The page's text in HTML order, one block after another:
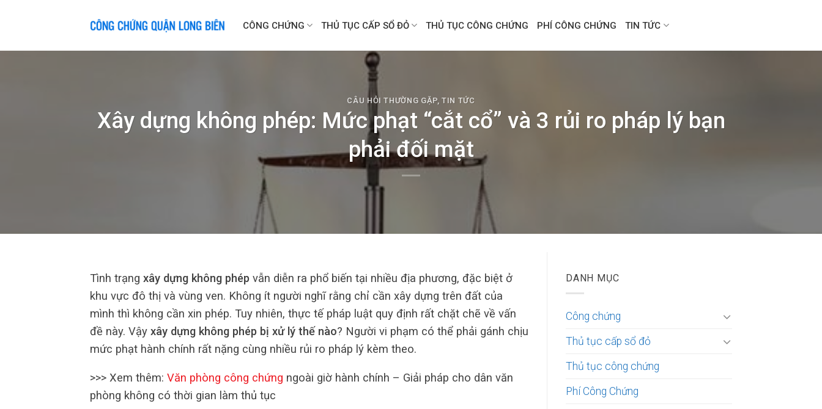
CÔNG CHỨNG THỦ TỤC CẤP SỔ ĐỎ THỦ TỤC CÔNG CHỨNG PHÍ CÔNG CHỨNG TIN TỨC
CÂU HỎI THƯỜNG GẶP,TIN TỨC
Xây dựng không phép: Mức phạt “cắt cổ” và 3 rủi ro pháp lý bạn
phải đối mặt
Tình trạng xây dựng không phép vẫn diễn ra phổ biến tại nhiều địa phương, đặc biệt ở
khu vực đô thị và vùng ven. Không ít người nghĩ rằng chỉ cần xây dựng trên đất của
mình thì không cần xin phép. Tuy nhiên, thực tế pháp luật quy định rất chặt chẽ về vấn
đề này. Vậy xây dựng không phép bị xử lý thế nào? Người vi phạm có thể phải gánh chịu
mức phạt hành chính rất nặng cùng nhiều rủi ro pháp lý kèm theo.
>>> Xem thêm: Văn phòng công chứng ngoài giờ hành chính – Giải pháp cho dân văn
phòng không có thời gian làm thủ tục
DANH MỤC
Công chứng
Thủ tục cấp sổ đỏ
Thủ tục công chứng
Phí Công Chứng